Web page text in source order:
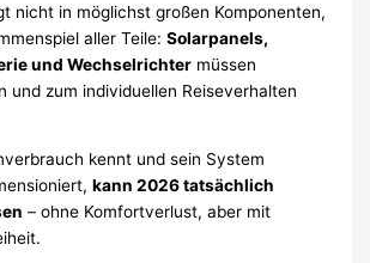
nicht in möglichst großen Komponenten,
aller Teile:Solarpanels,
und Wechselrichter müssen
und zum individuellen Reiseverhalten
kennt und sein System
kann 2026 tatsächlich
– ohne Komfortverlust, aber mit